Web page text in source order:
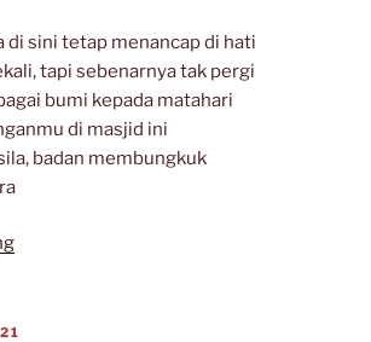
di sini tetap menancap di hati
tapi sebenarnya tak pergi
bumi kepada matahari
di masjid ini
badan membungkuk
“Sajak-
Basha”